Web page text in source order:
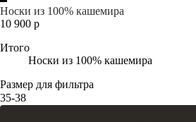
Носки из 100% кашемира
10 900 р
Итого
Носки из 100% кашемира
Размер для фильтра
35-38